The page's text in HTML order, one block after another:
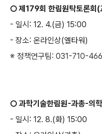
○제 179회 한림원탁토론회 (
- 일시 : 12. 4.(금) 15:00
- 장소: 온라인상(엘타워)
※ 정책연구팀: 031-710-
○ 과학기술한림원-과총-의
- 일시 : 12. 8.(화) 15:00